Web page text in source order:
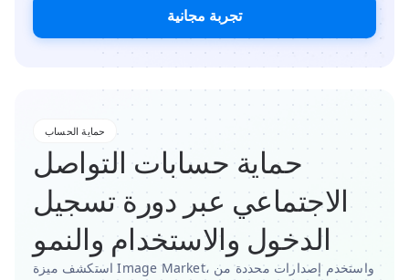
تجربة مجانية
حماية الحساب
حماية حسابات التواصل
الاجتماعي عبر دورة تسجيل
الدخول والاستخدام والنمو
استكشف ميزة Image Market، واستخدم إصدارات محددة من